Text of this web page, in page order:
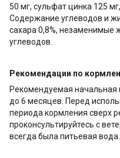
50 мг, сульфат цинка 125
Содержание углеводов и
сахара 0,8%, незаменимые
углеводов.
Рекомендации по
Рекомендуемая начальная
до 6 месяцев. Перед
периода кормления сверх
проконсультируйтесь с
всегда была питьевая вода.